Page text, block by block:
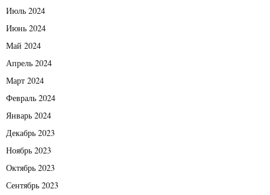
Июль 2024
Июнь 2024
Май 2024
Апрель 2024
Март 2024
Февраль 2024
Январь 2024
Декабрь 2023
Ноябрь 2023
Октябрь 2023
Сентябрь 2023